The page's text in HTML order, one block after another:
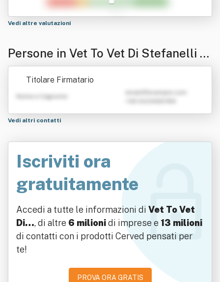
Vedi altre valutazioni
Persone in Vet To Vet Di Stefanelli E
nrico
Titolare Firmatario
Nome e Cognome
Vedi altri contatti
Iscriviti ora
gratuitamente
Accedi a tutte le informazioni di Vet To Vet
Di…, di altre 6 milionidi imprese e 13 milioni
di contatti con i prodotti Cerved pensati per
te!
PROVA ORA GRATIS